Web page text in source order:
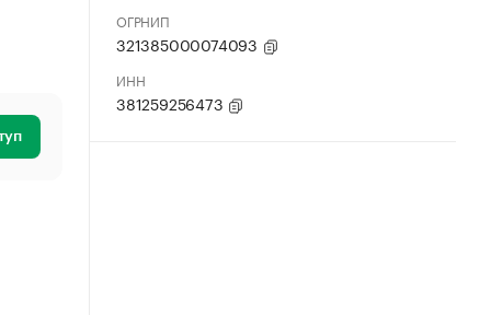
ОГРНИП
321385000074093
ИНН
381259256473